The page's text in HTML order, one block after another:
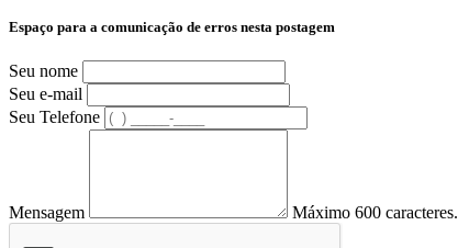
Espaço para a comunicação de erros nesta postagem
Seu nome
Seu e-mail
Seu Telefone
Mensagem Máximo 600 caracteres.